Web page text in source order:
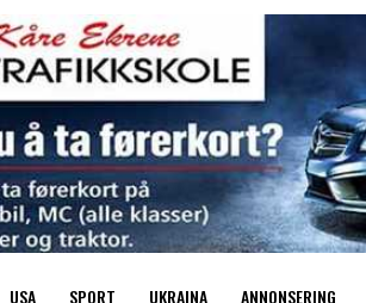
USA SPORT UKRAINA ANNONSERING